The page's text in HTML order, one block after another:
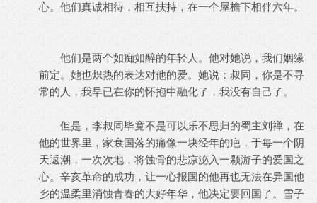
心。他们真诚相待，相互扶持，在一个屋檐下相伴六年。
他们是两个如痴如醉的年轻人。他对她说，我们姻缘
前定。她也炽热的表达对他的爱。她说：叔同，你是不寻
常的人，我早已在你的怀抱中融化了，我没有自己了。
但是，李叔同毕竟不是可以乐不思归的蜀主刘禅，在
他的世界里，家衰国落的痛像一块经年的疤，于每一个阴
天返潮，一次次地，将蚀骨的悲凉泌入一颗游子的爱国之
心。辛亥革命的成功，让一心报国的他再也无法在异国他
乡的温柔里消蚀青春的大好年华，他决定要回国了。雪子